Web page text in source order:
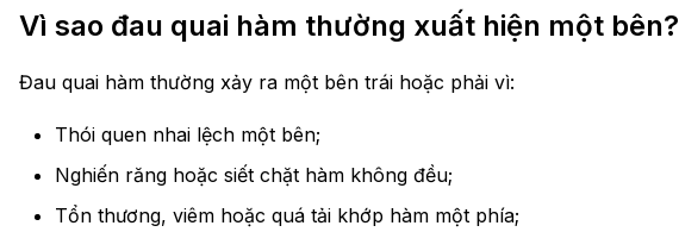
Vì sao đau quai hàm thường xuất hiện một bên?
Đau quai hàm thường xảy ra một bên trái hoặc phải vì:
Thói quen nhai lệch một bên;
Nghiến răng hoặc siết chặt hàm không đều;
Tổn thương, viêm hoặc quá tải khớp hàm một phía;